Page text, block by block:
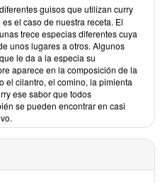
guisos que utilizan curry
el caso de nuestra receta. El
trece especias diferentes cuya
unos lugares a otros. Algunos
le da a la especia su
aparece en la composición de la
el cilantro, el comino, la pimienta
ese sabor que todos
se pueden encontrar en casi